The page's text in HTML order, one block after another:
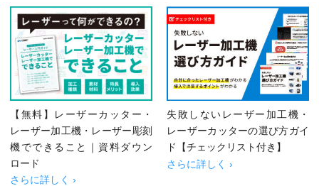
【無料】レーザーカッター・
レーザー加工機・レーザー彫刻
機でできること｜資料ダウン
ロード
さらに詳しく ›
失敗しないレーザー加工機・
レーザーカッターの選び方ガイ
ド【チェックリスト付き】
さらに詳しく ›